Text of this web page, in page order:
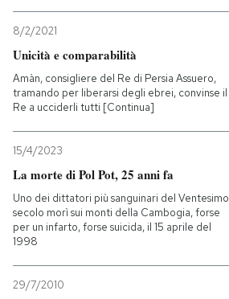
8/2/2021
Unicità e comparabilità
Amàn, consigliere del Re di Persia Assuero,
tramando per liberarsi degli ebrei, convinse il
Re a ucciderli tutti [Continua]
15/4/2023
La morte di Pol Pot, 25 anni fa
Uno dei dittatori più sanguinari del Ventesimo
secolo morì sui monti della Cambogia, forse
per un infarto, forse suicida, il 15 aprile del
1998
29/7/2010